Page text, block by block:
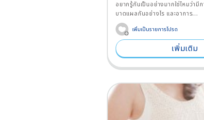
อยากรู้กันเป็นอย่างมากใช่ไหมว่ามี
บาดแผลกันอย่างไร และอาการ...
เพิ่มเป็นรายการโปรด
เพิ่มเติม